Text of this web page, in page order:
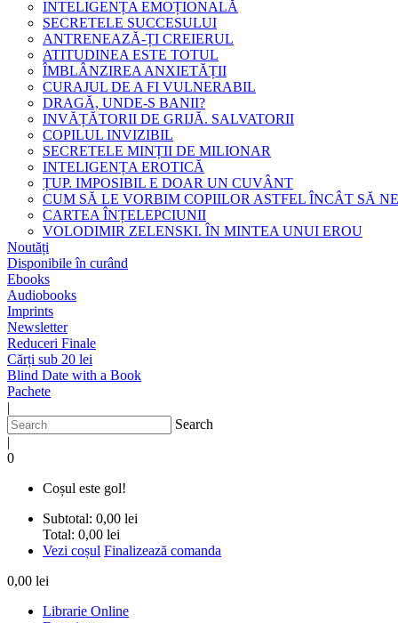
INTELIGENȚA EMOȚIONALĂ
SECRETELE SUCCESULUI
ANTRENEAZĂ-ȚI CREIERUL
ATITUDINEA ESTE TOTUL
ÎMBLÂNZIREA ANXIETĂȚII
CURAJUL DE A FI VULNERABIL
DRAGĂ, UNDE-S BANII?
INVĂȚĂTORII DE GRIJĂ. SALVATORII
COPILUL INVIZIBIL
SECRETELE MINȚII DE MILIONAR
INTELIGENȚA EROTICĂ
ȚUP. IMPOSIBIL E DOAR UN CUVÂNT
CUM SĂ LE VORBIM COPIILOR ASTFEL ÎNCÂT SĂ
CARTEA ÎNȚELEPCIUNII
VOLODIMIR ZELENSKI. ÎN MINTEA UNUI EROU
Noutăți
Disponibile în curând
Ebooks
Audiobooks
Imprints
Newsletter
Reduceri Finale
Cărți sub 20 lei
Blind Date with a Book
Pachete
|
Search
|
0
Coșul este gol!
Subtotal: 0,00 lei
Total: 0,00 lei
Vezi coșul Finalizează comanda
0,00 lei
Librarie Online